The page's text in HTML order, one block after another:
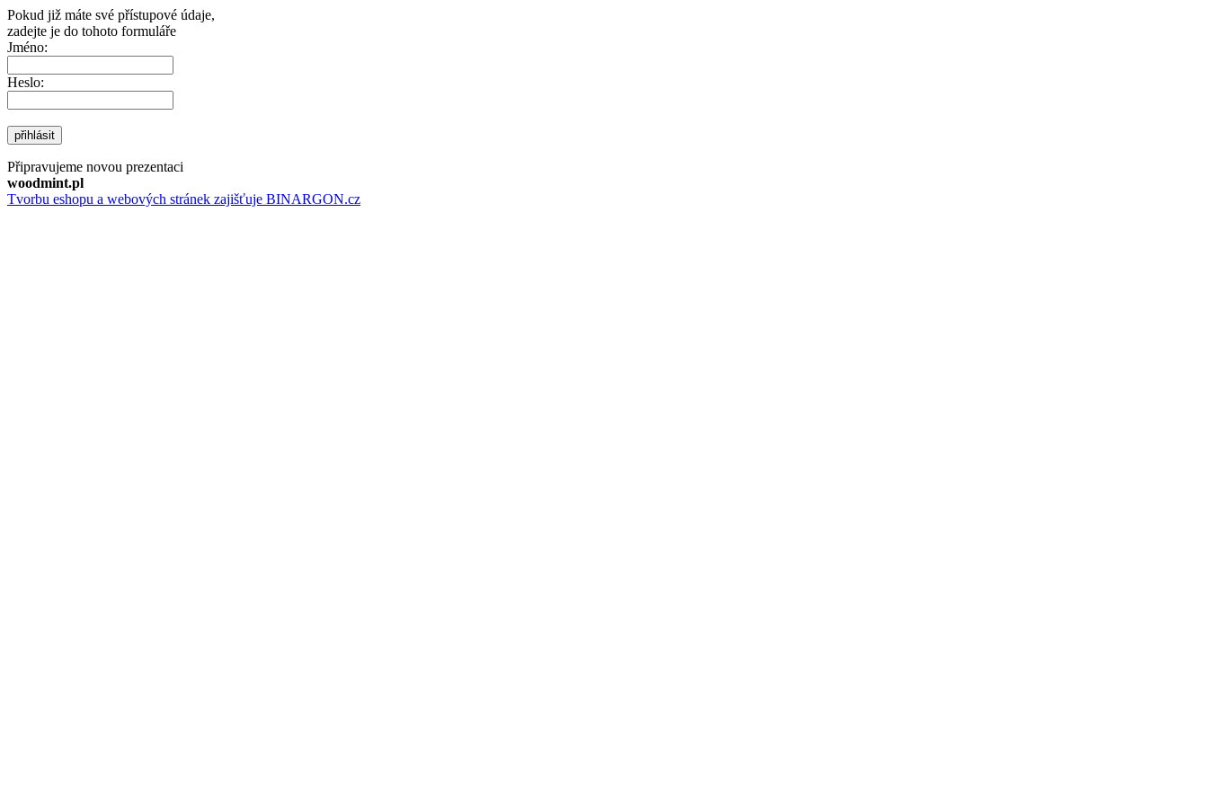
Pokud již máte své přístupové údaje,
zadejte je do tohoto formuláře
Jméno:
Heslo:
přihlásit
Připravujeme novou prezentaci
woodmint.pl
Tvorbu eshopu a webových stránek zajišťuje BINARGON.cz